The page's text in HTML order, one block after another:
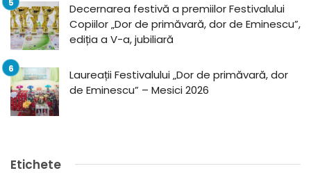
Decernarea festivă a premiilor Festivalului
Copiilor „Dor de primăvară, dor de Eminescu”,
ediția a V-a, jubiliară
Laureații Festivalului „Dor de primăvară, dor
de Eminescu” – Mesici 2026
Etichete